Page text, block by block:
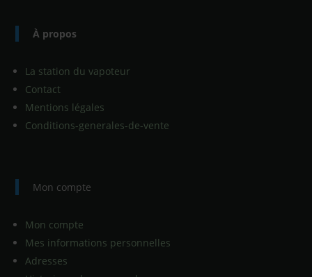
À propos
La station du vapoteur
Contact
Mentions légales
Conditions-generales-de-vente
Mon compte
Mon compte
Mes informations personnelles
Adresses